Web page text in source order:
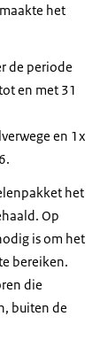
het
de periode
en met 31
en 1x
het
Op
is om het
bereiken.
die
buiten de